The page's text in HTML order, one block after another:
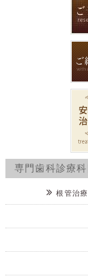
専門歯科診療科
根管治